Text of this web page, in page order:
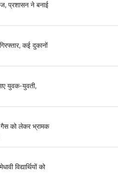
प्रशासन ने बनाई
कई दुकानों
युवक-युवती,
गैस को लेकर भ्रामक
विद्यार्थियों को